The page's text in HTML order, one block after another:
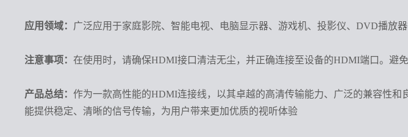
应用领域： 广泛应用于家庭影院、智能电视、电脑显示器、游戏机、投影仪、DVD播放
注意事项： 在使用时，请确保HDMI接口清洁无尘，并正确连接至设备的HDMI端口。避
产品总结： 作为一款高性能的HDMI连接线，以其卓越的高清传输能力、广泛的兼容性
能提供稳定、清晰的信号传输，为用户带来更加优质的视听体验